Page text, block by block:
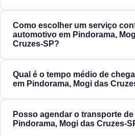
Como escolher um serviço
automotivo em Pindorama,
Cruzes‑SP?
Qual é o tempo médio de
em Pindorama, Mogi das
Posso agendar o transporte
Pindorama, Mogi das